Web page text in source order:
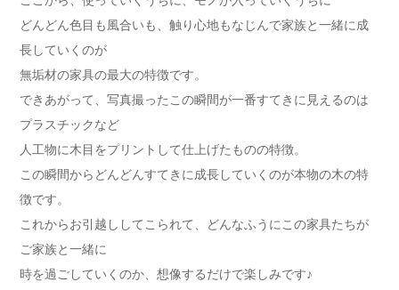
どんどん色目も風合いも、触り心地もなじんで家族と一緒に成
長していくのが
無垢材の家具の最大の特徴です。
できあがって、写真撮ったこの瞬間が一番すてきに見えるのは
プラスチックなど
人工物に木目をプリントして仕上げたものの特徴。
この瞬間からどんどんすてきに成長していくのが本物の木の特
徴です。
これからお引越ししてこられて、どんなふうにこの家具たちが
ご家族と一緒に
時を過ごしていくのか、想像するだけで楽しみです♪